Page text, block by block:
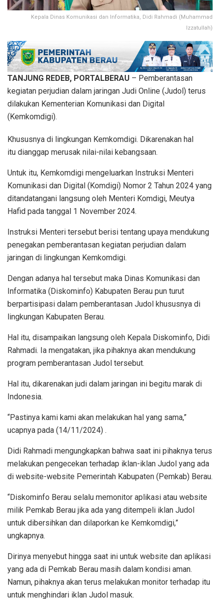
Kepala Dinas Komunikasi dan Informatika, Didi Rahmadi (Muhammad
Izzatullah)
TANJUNG REDEB, PORTALBERAU – Pemberantasan
kegiatan perjudian dalam jaringan Judi Online (Judol) terus
dilakukan Kementerian Komunikasi dan Digital
(Kemkomdigi).
Khususnya di lingkungan Kemkomdigi. Dikarenakan hal
itu dianggap merusak nilai-nilai kebangsaan.
Untuk itu, Kemkomdigi mengeluarkan Instruksi Menteri
Komunikasi dan Digital (Komdigi) Nomor 2 Tahun 2024 yang
ditandatangani langsung oleh Menteri Komdigi, Meutya
Hafid pada tanggal 1 November 2024.
Instruksi Menteri tersebut berisi tentang upaya mendukung
penegakan pemberantasan kegiatan perjudian dalam
jaringan di lingkungan Kemkomdigi.
Dengan adanya hal tersebut maka Dinas Komunikasi dan
Informatika (Diskominfo) Kabupaten Berau pun turut
berpartisipasi dalam pemberantasan Judol khususnya di
lingkungan Kabupaten Berau.
Hal itu, disampaikan langsung oleh Kepala Diskominfo, Didi
Rahmadi. Ia mengatakan, jika pihaknya akan mendukung
program pemberantasan Judol tersebut.
Hal itu, dikarenakan judi dalam jaringan ini begitu marak di
Indonesia.
“Pastinya kami kami akan melakukan hal yang sama,”
ucapnya pada (14/11/2024) .
Didi Rahmadi mengungkapkan bahwa saat ini pihaknya terus
melakukan pengecekan terhadap iklan-iklan Judol yang ada
di website-website Pemerintah Kabupaten (Pemkab) Berau.
“Diskominfo Berau selalu memonitor aplikasi atau website
milik Pemkab Berau jika ada yang ditempeli iklan Judol
untuk dibersihkan dan dilaporkan ke Kemkomdigi,”
ungkapnya.
Dirinya menyebut hingga saat ini untuk website dan aplikasi
yang ada di Pemkab Berau masih dalam kondisi aman.
Namun, pihaknya akan terus melakukan monitor terhadap itu
untuk menghindari iklan Judol masuk.